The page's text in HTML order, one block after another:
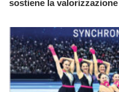
sostiene la valorizzazione